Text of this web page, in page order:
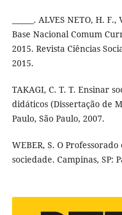
______. ALVES NETO, H.
Base Nacional Comum
2015. Revista Ciências
2015.
TAKAGI, C. T. T. Ensinar
didáticos (Dissertação de
Paulo, São Paulo, 2007.
WEBER, S. O
sociedade. Campinas, SP: